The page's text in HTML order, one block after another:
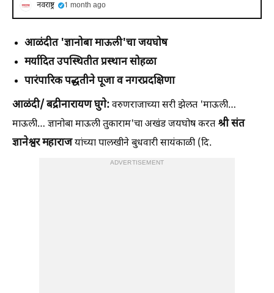
नवराष्ट्र 1 month ago
आळंदीत 'ज्ञानोबा माऊली'चा जयघोष
मर्यादित उपस्थितीत प्रस्थान सोहळा
पारंपारिक पद्धतीने पूजा व नगरप्रदक्षिणा
आळंदी/ बद्रीनारायण घुगे:वरुणराजाच्या सरी झेलत 'माऊली…
माऊली… ज्ञानोबा माऊली तुकाराम'चा अखंड जयघोष करत श्री संत
ज्ञानेश्वर महाराजयांच्या पालखीने बुधवारी सायंकाळी (दि.
ADVERTISEMENT